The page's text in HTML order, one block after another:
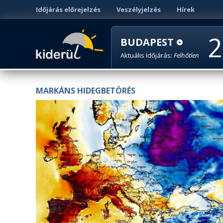
Időjárás előrejelzés Veszélyjelzés Hírek
BUDAPEST
Aktuális Időjárás: Felhőtlen
MARKÁNS HIDEGBETÖRÉS